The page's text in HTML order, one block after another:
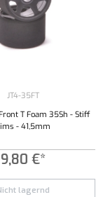
JT4-35FT
T Foam 35Sh - Stiff
- 41,5mm
9,80 €*
lagernd